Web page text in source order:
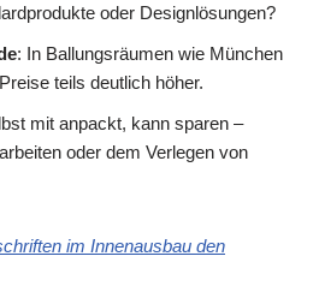
oder Designlösungen?
: In Ballungsräumen wie München
teils deutlich höher.
mit anpackt, kann sparen –
oder dem Verlegen von
im Innenausbau den